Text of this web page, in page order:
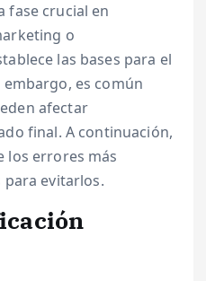
fase crucial en
o
las bases para el
embargo, es común
afectar
final. A continuación,
los errores más
evitarlos.